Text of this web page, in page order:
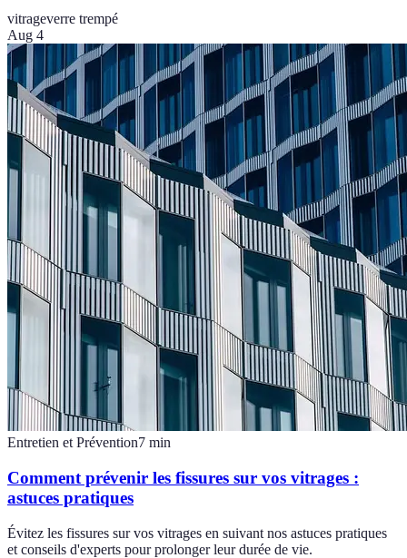
vitrageverre trempé
Aug 4
Entretien et Prévention7 min
Comment prévenir les fissures sur vos vitrages :
astuces pratiques
Évitez les fissures sur vos vitrages en suivant nos astuces pratiques
et conseils d'experts pour prolonger leur durée de vie.